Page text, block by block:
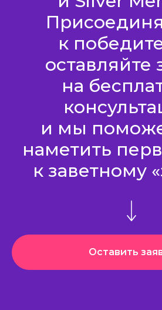
к
оставляйте
на
и мы
наметить
к заветному
Оставить